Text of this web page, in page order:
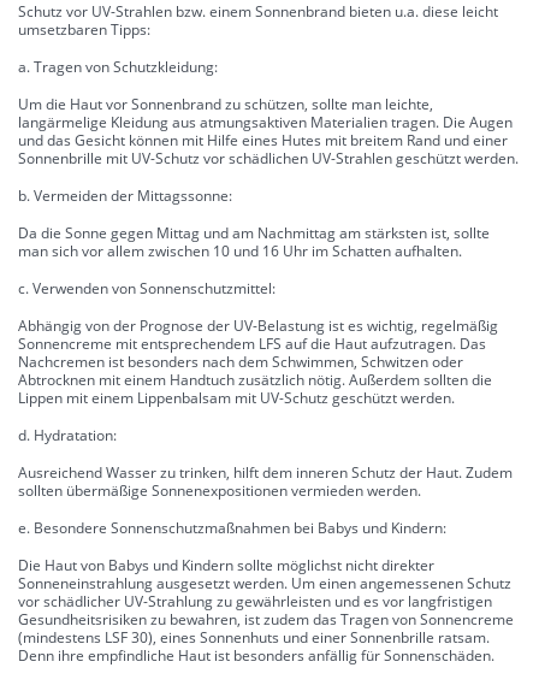
Schutz vor UV-Strahlen bzw. einem Sonnenbrand bieten u.a. diese leicht
umsetzbaren Tipps:
a. Tragen von Schutzkleidung:
Um die Haut vor Sonnenbrand zu schützen, sollte man leichte,
langärmelige Kleidung aus atmungsaktiven Materialien tragen. Die Augen
und das Gesicht können mit Hilfe eines Hutes mit breitem Rand und einer
Sonnenbrille mit UV-Schutz vor schädlichen UV-Strahlen geschützt werden.
b. Vermeiden der Mittagssonne:
Da die Sonne gegen Mittag und am Nachmittag am stärksten ist, sollte
man sich vor allem zwischen 10 und 16 Uhr im Schatten aufhalten.
c. Verwenden von Sonnenschutzmittel:
Abhängig von der Prognose der UV-Belastung ist es wichtig, regelmäßig
Sonnencreme mit entsprechendem LFS auf die Haut aufzutragen. Das
Nachcremen ist besonders nach dem Schwimmen, Schwitzen oder
Abtrocknen mit einem Handtuch zusätzlich nötig. Außerdem sollten die
Lippen mit einem Lippenbalsam mit UV-Schutz geschützt werden.
d. Hydratation:
Ausreichend Wasser zu trinken, hilft dem inneren Schutz der Haut. Zudem
sollten übermäßige Sonnenexpositionen vermieden werden.
e. Besondere Sonnenschutzmaßnahmen bei Babys und Kindern:
Die Haut von Babys und Kindern sollte möglichst nicht direkter
Sonneneinstrahlung ausgesetzt werden. Um einen angemessenen Schutz
vor schädlicher UV-Strahlung zu gewährleisten und es vor langfristigen
Gesundheitsrisiken zu bewahren, ist zudem das Tragen von Sonnencreme
(mindestens LSF 30), eines Sonnenhuts und einer Sonnenbrille ratsam.
Denn ihre empfindliche Haut ist besonders anfällig für Sonnenschäden.